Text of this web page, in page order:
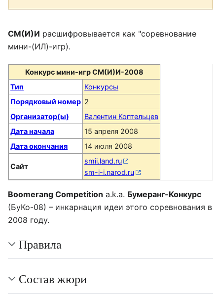
СМ(И)И расшифровывается как "соревнование
мини-(ИЛ)-игр).
Конкурс мини-игр СМ(И)И-2008
Тип
Конкурсы
Порядковый номер 2
Организатор(ы)
Валентин Коптельцев
Дата начала
15 апреля 2008
Дата окончания
14 июля 2008
Сайт
smii.land.ru
sm-i-i.narod.ru
Boomerang Competition a.k.a. Бумеранг-Конкурс
(БуКо-08) – инкарнация идеи этого соревнования в
2008 году.
Правила
Состав жюри